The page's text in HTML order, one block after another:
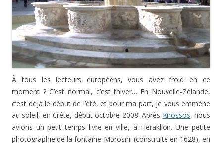
À tous les lecteurs européens, vous avez froid en ce
moment ? C’est normal, c’est l’hiver… En Nouvelle-Zélande,
c’est déjà le début de l’été, et pour ma part, je vous emmène
au soleil, en Crête, début octobre 2008. Après Knossos, nous
avions un petit temps livre en ville, à Heraklion. Une petite
photographie de la fontaine Morosini (construite en 1628), en